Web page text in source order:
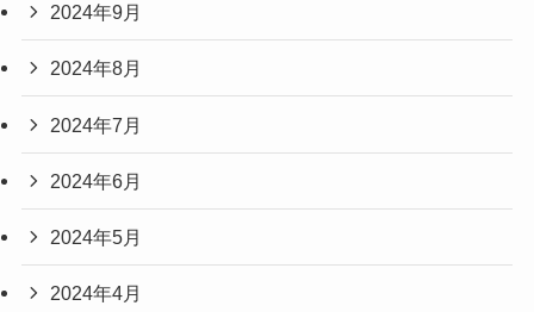
2024年9月
2024年8月
2024年7月
2024年6月
2024年5月
2024年4月